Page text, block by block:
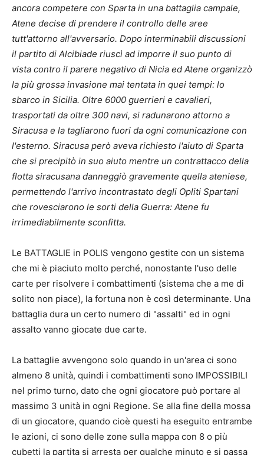
ancora competere con Sparta in una battaglia campale,
Atene decise di prendere il controllo delle aree
tutt'attorno all'avversario. Dopo interminabili discussioni
il partito di Alcibiade riuscì ad imporre il suo punto di
vista contro il parere negativo di Nicia ed Atene organizzò
la più grossa invasione mai tentata in quei tempi: lo
sbarco in Sicilia. Oltre 6000 guerrieri e cavalieri,
trasportati da oltre 300 navi, si radunarono attorno a
Siracusa e la tagliarono fuori da ogni comunicazione con
l'esterno. Siracusa però aveva richiesto l'aiuto di Sparta
che si precipitò in suo aiuto mentre un contrattacco della
flotta siracusana danneggiò gravemente quella ateniese,
permettendo l'arrivo incontrastato degli Opliti Spartani
che rovesciarono le sorti della Guerra: Atene fu
irrimediabilmente sconfitta.
Le BATTAGLIE in POLIS vengono gestite con un sistema
che mi è piaciuto molto perché, nonostante l'uso delle
carte per risolvere i combattimenti (sistema che a me di
solito non piace), la fortuna non è così determinante. Una
battaglia dura un certo numero di "assalti" ed in ogni
assalto vanno giocate due carte.
La battaglie avvengono solo quando in un'area ci sono
almeno 8 unità, quindi i combattimenti sono IMPOSSIBILI
nel primo turno, dato che ogni giocatore può portare al
massimo 3 unità in ogni Regione. Se alla fine della mossa
di un giocatore, quando cioè questi ha eseguito entrambe
le azioni, ci sono delle zone sulla mappa con 8 o più
cubetti la partita si arresta per qualche minuto e si passa